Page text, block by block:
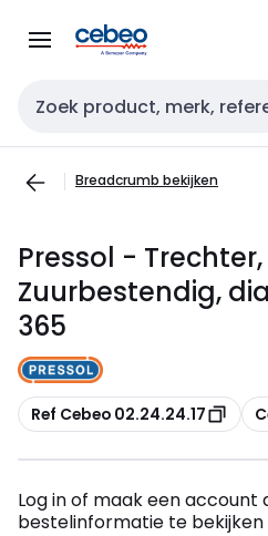
naar
naar
Zoekveld invoer
Breadcrumb bekijken
Pressol - Trechter,
Zuurbestendig,
365
Kopiëren
Ref Cebeo 02.24.24.17
Log in of maak een account
bestelinformatie te bekijken